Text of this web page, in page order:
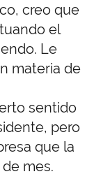
creo que
el
Le
materia de
sentido
pero
que la
mes.